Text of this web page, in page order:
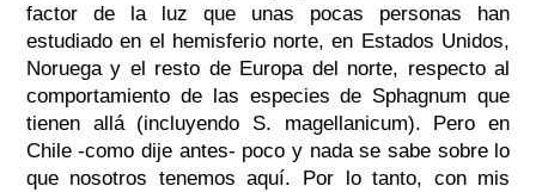
factor de la luz que unas pocas personas han
estudiado en el hemisferio norte, en Estados Unidos,
Noruega y el resto de Europa del norte, respecto al
comportamiento de las especies de Sphagnum que
tienen allá (incluyendo S. magellanicum). Pero en
Chile -como dije antes- poco y nada se sabe sobre lo
que nosotros tenemos aquí. Por lo tanto, con mis